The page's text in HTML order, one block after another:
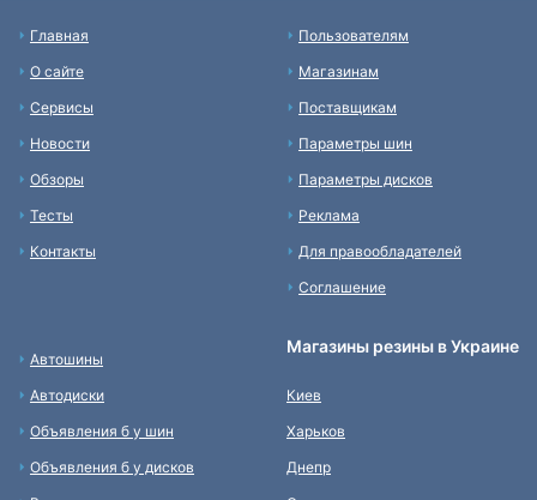
Главная
О сайте
Сервисы
Новости
Обзоры
Тесты
Контакты
Пользователям
Магазинам
Поставщикам
Параметры шин
Параметры дисков
Реклама
Для правообладателей
Соглашение
Автошины
Автодиски
Объявления б у шин
Объявления б у дисков
Магазины резины в Украине
Киев
Харьков
Днепр